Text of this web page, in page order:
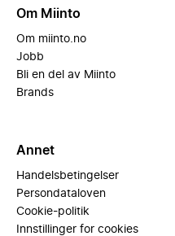
Om Miinto
Om miinto.no
Jobb
Bli en del av Miinto
Brands
Annet
Handelsbetingelser
Persondataloven
Cookie-politik
Innstillinger for cookies